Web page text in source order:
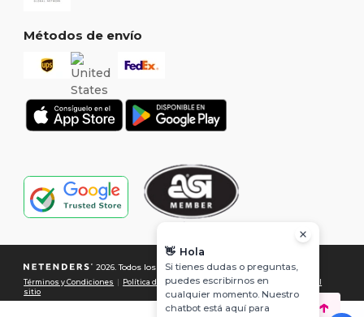
Métodos de envío
2026. Todos los derechos reservados
Términos y Condiciones Política de Privacidad |Política de Cookies
sitio
👋 Hola
Si tienes dudas o preguntas,
puedes escribirnos en
cualquier momento. Nuestro
chatbot está aquí para